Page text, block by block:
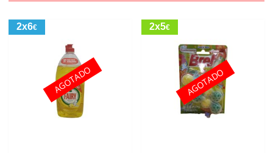
2x6€
AGOTADO
2x5€
AGOTADO